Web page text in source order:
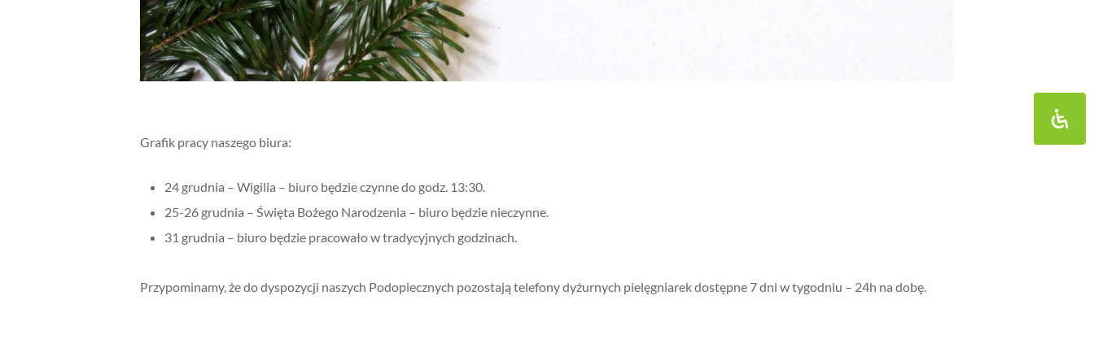
Grafik pracy naszego biura:
24 grudnia – Wigilia – biuro będzie czynne do godz. 13:30.
25-26 grudnia – Święta Bożego Narodzenia – biuro będzie nieczynne.
31 grudnia – biuro będzie pracowało w tradycyjnych godzinach.
Przypominamy, że do dyspozycji naszych Podopiecznych pozostają telefony dyżurnych pielęgniarekdostępne 7 dni w tygodniu – 24h na dobę.